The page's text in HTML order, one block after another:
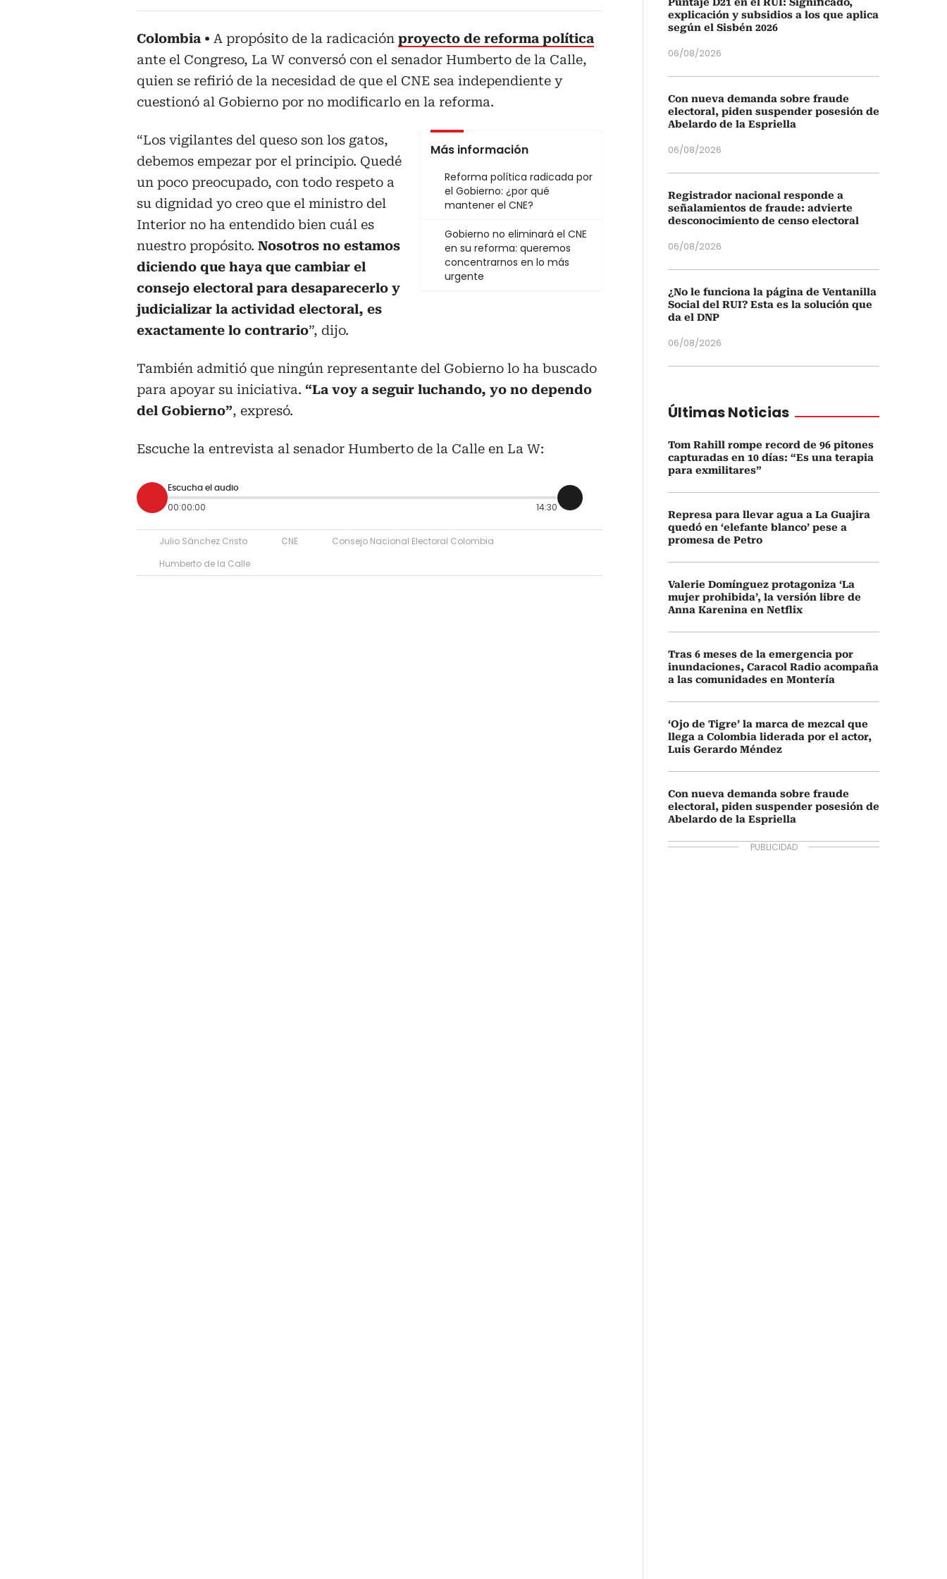
Colombia A propósito de la radicación proyecto de reforma política
ante el Congreso, La W conversó con el senador Humberto de la Calle,
quien se refirió de la necesidad de que el CNE sea independiente y
cuestionó al Gobierno por no modificarlo en la reforma.
Más información
Reforma política radicada por
el Gobierno: ¿por qué
mantener el CNE?
Gobierno no eliminará el CNE
en su reforma: queremos
concentrarnos en lo más
urgente
“Los vigilantes del queso son los gatos,
debemos empezar por el principio. Quedé
un poco preocupado, con todo respeto a
su dignidad yo creo que el ministro del
Interior no ha entendido bien cuál es
nuestro propósito. Nosotros no estamos
diciendo que haya que cambiar el
consejo electoral para desaparecerlo y
judicializar la actividad electoral, es
exactamente lo contrario”, dijo.
También admitió que ningún representante del Gobierno lo ha buscado
para apoyar su iniciativa. “La voy a seguir luchando, yo no dependo
del Gobierno”, expresó.
Escuche la entrevista al senador Humberto de la Calle en La W:
Escucha el audio
00:00:00 14:30
Julio Sánchez Cristo CNE
Consejo Nacional Electoral Colombia
Humberto de la Calle
explicación y subsidios a los que aplica
según el Sisbén 2026
06/08/2026
Con nueva demanda sobre fraude
electoral, piden suspender posesión de
Abelardo de la Espriella
06/08/2026
Registrador nacional responde a
señalamientos de fraude: advierte
desconocimiento de censo electoral
06/08/2026
¿No le funciona la página de Ventanilla
Social del RUI? Esta es la solución que
da el DNP
06/08/2026
Últimas Noticias
Tom Rahill rompe record de 96 pitones
capturadas en 10 días: “Es una terapia
para exmilitares”
Represa para llevar agua a La Guajira
quedó en ‘elefante blanco’ pese a
promesa de Petro
Valerie Domínguez protagoniza ‘La
mujer prohibida’, la versión libre de
Anna Karenina en Netflix
Tras 6 meses de la emergencia por
inundaciones, Caracol Radio acompaña
a las comunidades en Montería
‘Ojo de Tigre’ la marca de mezcal que
llega a Colombia liderada por el actor,
Luis Gerardo Méndez
Con nueva demanda sobre fraude
electoral, piden suspender posesión de
Abelardo de la Espriella